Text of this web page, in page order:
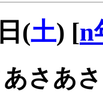
(土) [n
さあ